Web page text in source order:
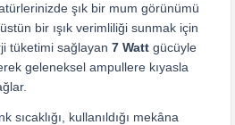
şık bir mum görünümü
bir ışık verimliliği sunmak için
tüketimi sağlayan 7 Watt gücüyle
geleneksel ampullere kıyasla
sıcaklığı, kullanıldığı mekâna